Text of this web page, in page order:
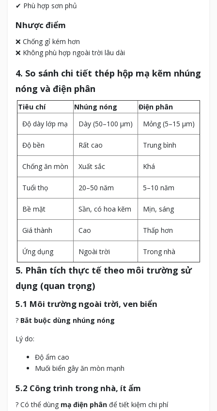
✔ Phù hợp sơn phủ
Nhược điểm
❌ Chống gỉ kém hơn
❌ Không phù hợp ngoài trời lâu dài
4. So sánh chi tiết thép hộp mạ kẽm nhúng
nóng và điện phân
Tiêu chí Nhúng nóng
Điện phân
Độ dày lớp mạ
Dày (50–100 µm) Mỏng (5–15 µm)
Độ bền Rất cao Trung bình
Chống ăn mòn Xuất sắc Khá
Tuổi thọ 20–50 năm 5–10 năm
Bề mặt Sần, có hoa kẽm Mịn, sáng
Giá thành Cao Thấp hơn
Ứng dụng Ngoài trời Trong nhà
5. Phân tích thực tế theo môi trường sử
dụng (quan trọng)
5.1 Môi trường ngoài trời, ven biển
? Bắt buộc dùng nhúng nóng
Lý do:
Độ ẩm cao
Muối biển gây ăn mòn mạnh
5.2 Công trình trong nhà, ít ẩm
? Có thể dùng mạ điện phân để tiết kiệm chi phí